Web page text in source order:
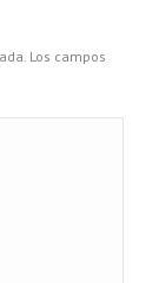
Los campos